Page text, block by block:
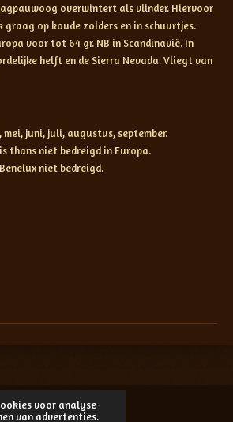
voor analyse-
van advertenties.
overwintert als vlinder. Hiervoor
graag op koude zolders en in schuurtjes.
voor tot 64 gr. NB in Scandinavië. In
helft en de Sierra Nevada. Vliegt van
juni, juli, augustus, september.
thans niet bedreigd in Europa.
niet bedreigd.